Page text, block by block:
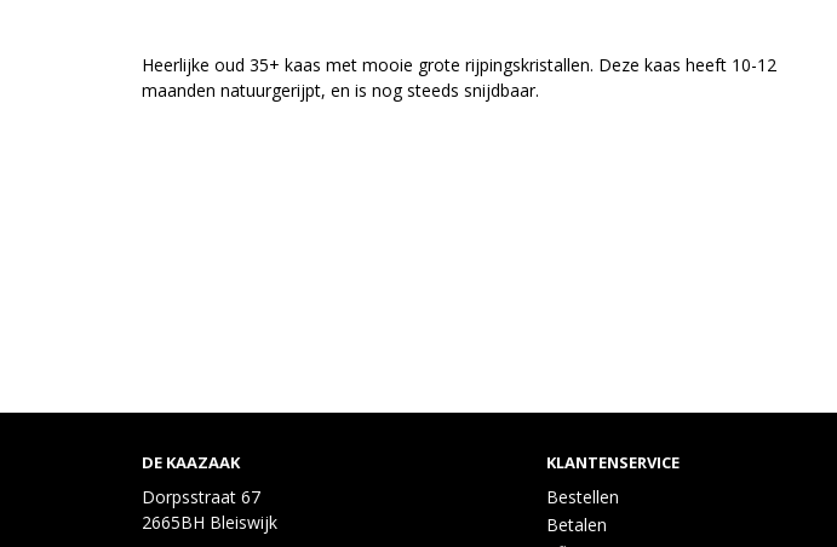
Heerlijke oud 35+ kaas met mooie grote rijpingskristallen. Deze kaas heeft 10-12
maanden natuurgerijpt, en is nog steeds snijdbaar.
DE KAAZAAK
Dorpsstraat 67
2665BH Bleiswijk
KLANTENSERVICE
Bestellen
Betalen